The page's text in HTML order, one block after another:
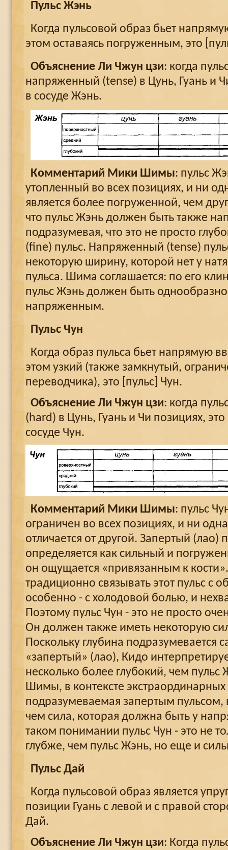
Пульс Жэнь
Когда пульсовой образ бьет
этом оставаясь погруженным, это
Объяснение Ли Чжун цзи: когда
напряженный (tense) в Цунь, Гуань и
в сосуде Жэнь.
Комментарий Мики Шимы: пульс
утопленный во всех позициях, и ни
является более погруженной, чем
что пульс Жэнь должен быть также
подразумевая, что это не просто
(fine) пульс. Напряженный (tense)
некоторую ширину, которой нет у
пульса. Шима соглашается: по его
пульс Жэнь должен быть
напряженным.
Пульс Чун
Когда образ пульса бьет напрямую
этом узкий (также замкнутый,
переводчика), это [пульс] Чун.
Объяснение Ли Чжун цзи: когда
(hard) в Цунь, Гуань и Чи позициях,
сосуде Чун.
Комментарий Мики Шимы: пульс
ограничен во всех позициях, и ни
отличается от другой. Запертый (лао)
определяется как сильный и
он ощущается «привязанным к
традиционно связывать этот пульс с
особенно - с холодовой болью, и
Поэтому пульс Чун - это не просто
Он должен также иметь некоторую
Поскольку глубина подразумевается
«запертый» (лао), Кидо
несколько более глубокий, чем
Шимы, в контексте экстраординарных
подразумеваемая запертым
чем сила, которая должна быть у
таком понимании пульс Чун - это не
глубже, чем пульс Жэнь, но еще и
Пульс Дай
Когда пульсовой образ является
позиции Гуань с левой и с правой
Дай.
Объяснение Ли Чжун цзи: Когда